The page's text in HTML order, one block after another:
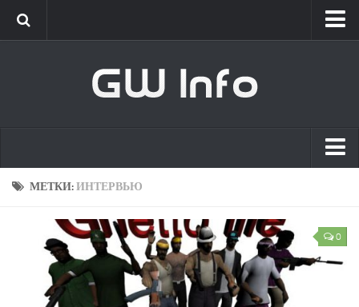
Новости
Интервью
GameWorld
Новости
Обновления
Клиент
Главная
Вакансии
О проекте
МЕТКИ:ИНТЕРВЬЮ
0